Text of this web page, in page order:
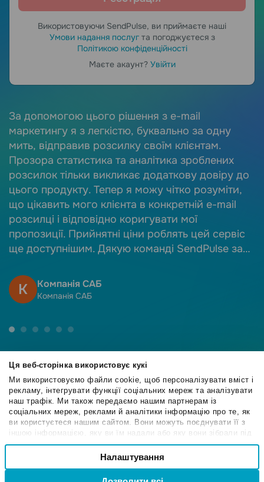
Ця веб-сторінка використовує кукі
Ми використовуємо файли cookie, щоб персоналізувати вміст і
рекламу, інтегрувати функції соціальних мереж та аналізувати
наш трафік. Ми також передаємо нашим партнерам із
соціальних мереж, реклами й аналітики інформацію про те, як
ви користуєтеся нашим сайтом. Вони можуть поєднувати її з
іншою інформацією, яку ви їм надали або яку вони зібрали під
час вашого користування їхніми службами.
Вибір
Налаштування
Використовуючи SendPulse, ви приймаєте наші
Умови надання послугта погоджуєтеся з
Політикою конфіденційності
Маєте акаунт? Увійти
За допомогою цього рішення з e-mail
маркетингу я з легкістю, буквально за одну
мить, відправив розсилку своїм клієнтам.
Прозора статистика та аналітика зроблених
розсилок тільки викликає додаткову довіру до
цього продукту. Тепер я можу чітко розуміти,
що цікавить мого клієнта в конкретній e-mail
розсилці і відповідно коригувати мої
пропозиції. Прийнятні ціни роблять цей сервіс
ще доступнішим. Дякую команді SendPulse за
К Компанія САБ
Компанія САБ
4.6/5
4.6/5